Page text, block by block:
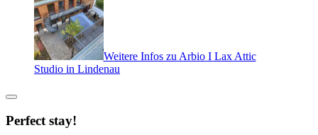
Weitere Infos zu Arbio I Lax Attic
Studio in Lindenau
Perfect stay!